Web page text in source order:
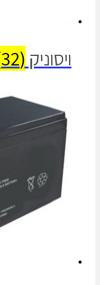
ויסוניק (32)